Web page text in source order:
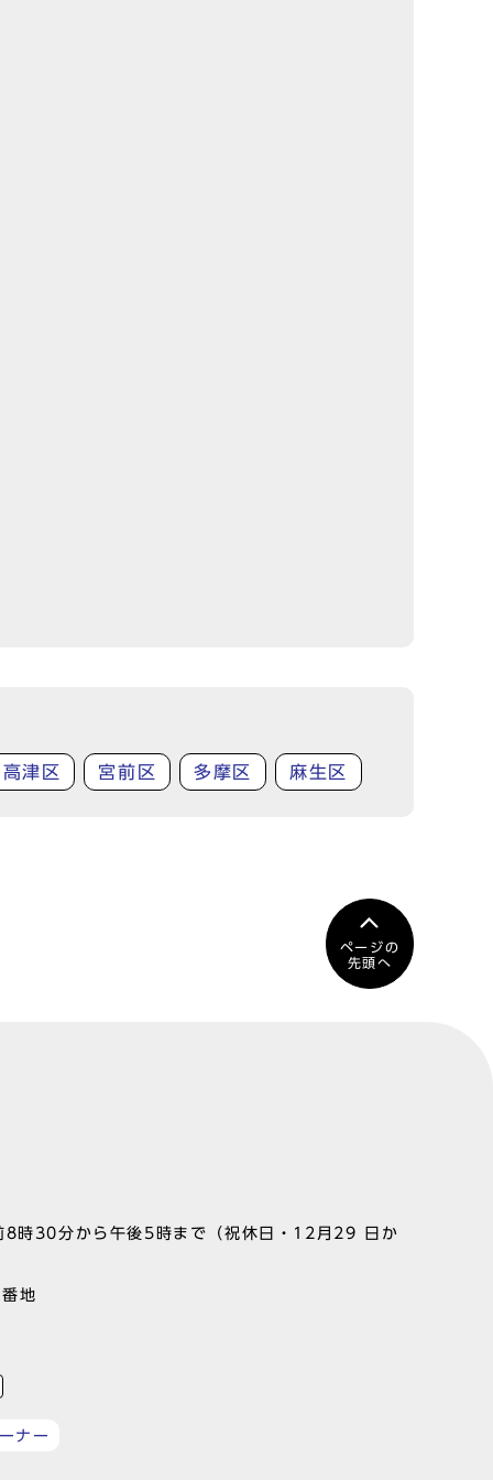
高津区 宮前区 多摩区 麻生区
ページの
先頭へ
8時30分から午後5時まで（祝休日・12月29 日か
地
ナー